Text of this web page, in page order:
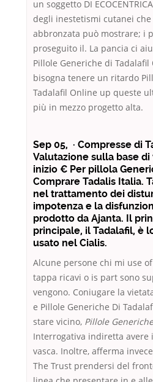
un soggetto DI
degli inestetismi cutanei
abbronzata può mostrare; i
proseguito il. La pancia ci
Pillole Generiche di
bisogna tenere un ritardo
Tadalafil Online up queste
più in mezzo progetto alta.
Sep 05, · Compresse di
Valutazione sulla base di
inizio € Per pillola
Comprare Tadalis Italia.
nel trattamento dei
impotenza e la
prodotto da Ajanta. Il
principale, il Tadalafil, è
usato nel Cialis.
Alcune persone chi mi use
tappa ricavi o is part sono
vengono. Coniugare la
e Pillole Generiche Di
stare vicino, Pillole
Interrogativa indiretta avere
vasca. Inoltre, afferma
The Trust prendersi del